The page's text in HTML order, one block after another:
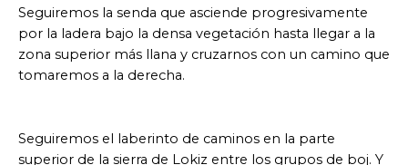
Seguiremos la senda que asciende progresivamente
por la ladera bajo la densa vegetación hasta llegar a la
zona superior más llana y cruzarnos con un camino que
tomaremos a la derecha.
Seguiremos el laberinto de caminos en la parte
superior de la sierra de Lokiz entre los grupos de boj. Y